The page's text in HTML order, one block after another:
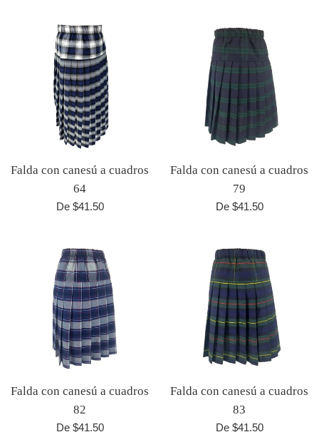
Falda con canesú a cuadros
64
De $41.50
Falda con canesú a cuadros
79
De $41.50
Falda con canesú a cuadros
82
De $41.50
Falda con canesú a cuadros
83
De $41.50